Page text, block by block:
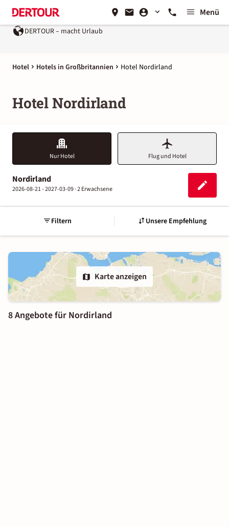
Menü
DERTOUR – macht Urlaub
Hotel Hotels in Großbritannien Hotel Nordirland
Hotel Nordirland
Nur Hotel Flug und Hotel
Nordirland
2026-08-21 - 2027-03-09 ·2 Erwachsene
Filtern Unsere Empfehlung
Karte anzeigen
8 Angebote für Nordirland